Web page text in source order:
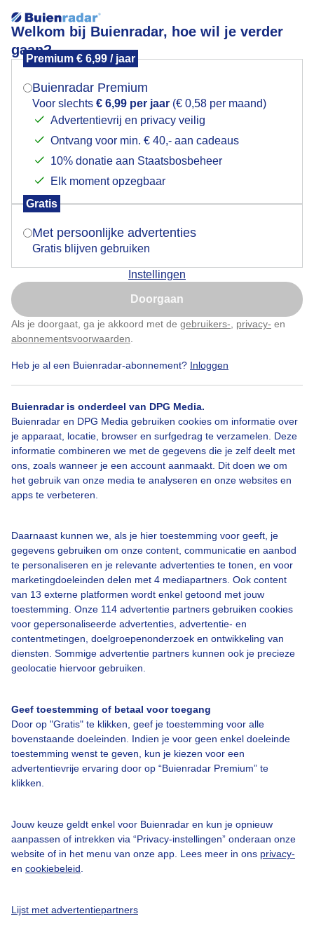
Welkom bij Buienradar, hoe wil je verder
gaan?
Premium € 6,99 / jaar
Buienradar Premium
Voor slechts € 6,99 per jaar (€ 0,58 per maand)
Advertentievrij en privacy veilig
Ontvang voor min. € 40,- aan cadeaus
10% donatie aan Staatsbosbeheer
Elk moment opzegbaar
Gratis
Met persoonlijke advertenties
Gratis blijven gebruiken
Instellingen
Doorgaan
Als je doorgaat, ga je akkoord met de gebruikers- privacy- en
abonnementsvoorwaarden
Heb je al een Buienradar-abonnement? Inloggen
Buienradar is onderdeel van DPG Media.
Buienradar en DPG Media gebruiken cookies om informatie over
je apparaat, locatie, browser en surfgedrag te verzamelen. Deze
informatie combineren we met de gegevens die je zelf deelt met
ons, zoals wanneer je een account aanmaakt. Dit doen we om
het gebruik van onze media te analyseren en onze websites en
apps te verbeteren.
Daarnaast kunnen we, als je hier toestemming voor geeft, je
gegevens gebruiken om onze content, communicatie en aanbod
te personaliseren en je relevante advertenties te tonen, en voor
marketingdoeleinden delen met 4 mediapartners. Ook content
van 13 externe platformen wordt enkel getoond met jouw
toestemming. Onze 114 advertentie partners gebruiken cookies
voor gepersonaliseerde advertenties, advertentie- en
contentmetingen, doelgroepenonderzoek en ontwikkeling van
diensten. Sommige advertentie partners kunnen ook je precieze
geolocatie hiervoor gebruiken.
Geef toestemming of betaal voor toegang
Door op "Gratis" te klikken, geef je toestemming voor alle
bovenstaande doeleinden. Indien je voor geen enkel doeleinde
toestemming wenst te geven, kun je kiezen voor een
advertentievrije ervaring door op “Buienradar Premium” te
klikken.
Jouw keuze geldt enkel voor Buienradar en kun je opnieuw
aanpassen of intrekken via “Privacy-instellingen” onderaan onze
website of in het menu van onze app. Lees meer in ons privacy-
en cookiebeleid
Lijst met advertentiepartners
Lekker uitwaaien op de dijk
Door: Ilse Kootkar Gemaakt: 05-08-2025, 75x bekeken
Zon Wolken Wind
Bekijk slideshow
Over Buienradar
Bedrijfsgegevens
Contact
Toegankelijkheid
Gebruikersvoorwaarden
Adverteren
Privacy beleid
Cookie beleid
Mogen we je locatie gebruiken voor het
Indien je hier nog geen akkoord op hebt gegeven,
verschijnt er zo een pop-up uit je browser waarin
Is goed, toon de popup
Nu niet, misschien later
Klik hierom dit aan te passen